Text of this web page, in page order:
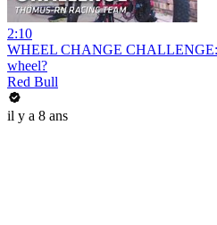
2:10
WHEEL CHANGE CHALLENGE:
wheel?
Red Bull
il y a 8 ans